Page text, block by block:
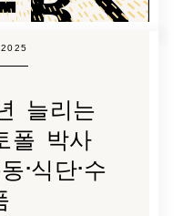
늘리는
박사
·식단·수